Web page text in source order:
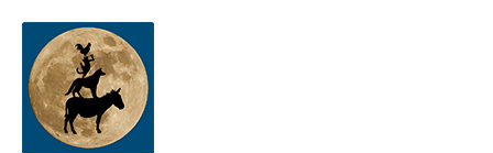
Inhalt
springen